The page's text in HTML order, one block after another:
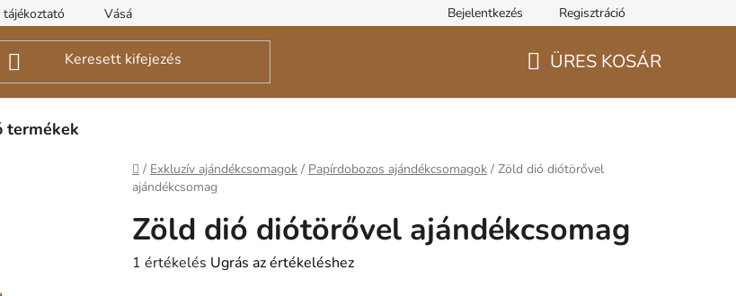
Vásárnaptár Bejelentkezés Regisztráció
ÜRES KOSÁR
termékek
Kezdőlap
/ Exkluzív ajándékcsomagok / Papírdobozos ajándékcsomagok / Zöld dió diótörővel
ajándékcsomag
Zöld dió diótörővel ajándékcsomag
A
1 értékelés Ugrás az értékeléshez